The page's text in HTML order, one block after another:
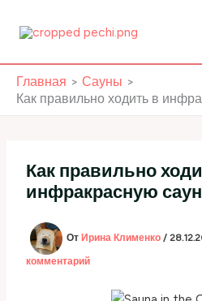
Главная
Сауны
Как правильно ходить в
Как правильно
инфракрасную
От Ирина Клименко/
комментарий